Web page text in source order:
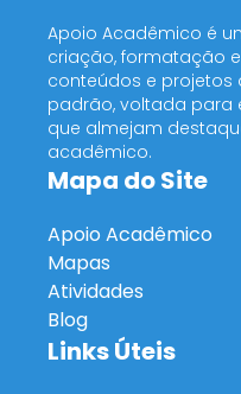
Apoio Acadêmico é
criação, formatação
conteúdos e
padrão, voltada para
que almejam
acadêmico.
Mapa do Site
Apoio Acadêmico
Mapas
Atividades
Blog
Links Úteis